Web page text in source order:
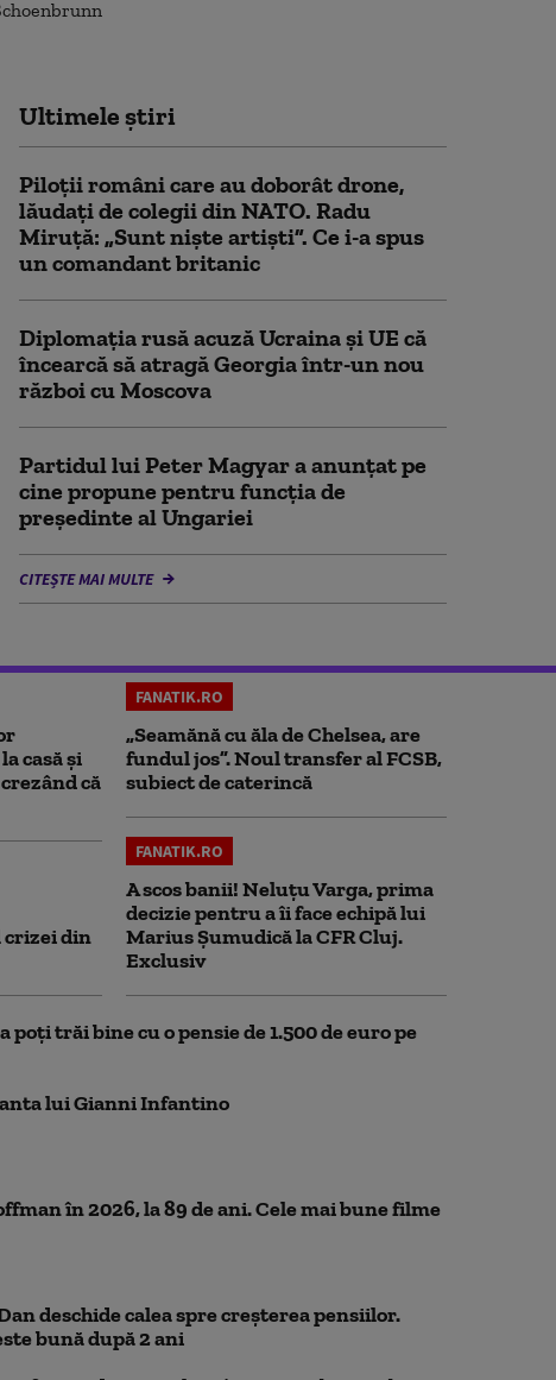
Ultimele știri
Piloții români care au doborât drone,
lăudați de colegii din NATO. Radu
Miruță: „Sunt niște artiști”. Ce i-a spus
un comandant britanic
Diplomaţia rusă acuză Ucraina şi UE că
încearcă să atragă Georgia într-un nou
război cu Moscova
Partidul lui Peter Magyar a anunțat pe
cine propune pentru funcția de
președinte al Ungariei
CITEȘTE MAI MULTE
casă și
că
FANATIK.RO
„Seamănă cu ăla de Chelsea, are
fundul jos”. Noul transfer al FCSB,
subiect de caterincă
din
FANATIK.RO
A scos banii! Neluțu Varga, prima
decizie pentru a îi face echipă lui
Marius Șumudică la CFR Cluj.
Exclusiv
poți trăi bine cu o pensie de 1.500 de euro pe
lui Gianni Infantino
în 2026, la 89 de ani. Cele mai bune filme
deschide calea spre creșterea pensiilor.
bună după 2 ani